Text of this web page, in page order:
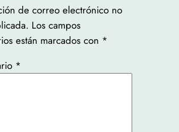
de correo electrónico no
Los campos
están marcados con *
*